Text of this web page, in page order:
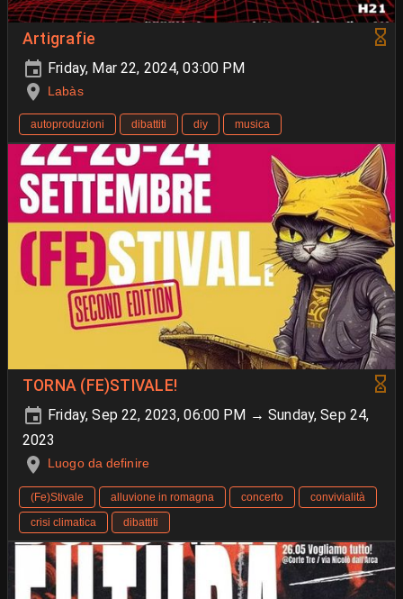
Artigrafie
Friday, Mar 22, 2024, 03:00 PM
Labàs
autoproduzioni dibattiti diy musica
TORNA (FE)STIVALE!
Friday, Sep 22, 2023, 06:00 PM → Sunday, Sep 24,
2023
Luogo da definire
(Fe)Stivale alluvione in romagna concerto
convivialità
crisi climatica
dibattiti